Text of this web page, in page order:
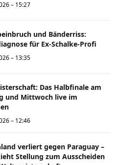
– 15:27
und Bänderriss:
für Ex-Schalke-Profi
– 13:35
Das Halbfinale am
und Mittwoch live im
– 12:46
verliert gegen Paraguay –
Stellung zum Ausscheiden